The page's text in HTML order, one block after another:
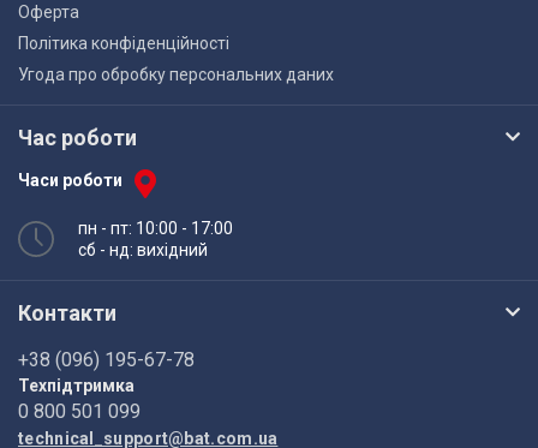
Оферта
Політика конфіденційності
Угода про обробку персональних даних
Час роботи
Часи роботи
пн - пт: 10:00 - 17:00
сб - нд: вихідний
Контакти
+38 (096) 195-67-78
Техпідтримка
0 800 501 099
technical_support@bat.com.ua